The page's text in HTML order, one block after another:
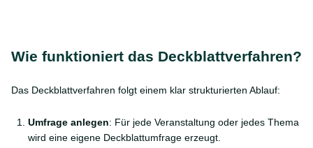
Wie funktioniert das Deckblattverfahren?
Das Deckblattverfahren folgt einem klar strukturierten Ablauf:
Umfrage anlegen: Für jede Veranstaltung oder jedes Thema
wird eine eigene Deckblattumfrage erzeugt.